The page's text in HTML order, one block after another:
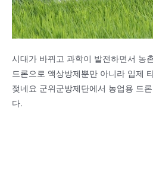
시대가 바뀌고 과학이 발전하면서 농
드론으로 액상방제뿐만 아니라 입제
젖네요 군위군방제단에서 농업용 드
다.